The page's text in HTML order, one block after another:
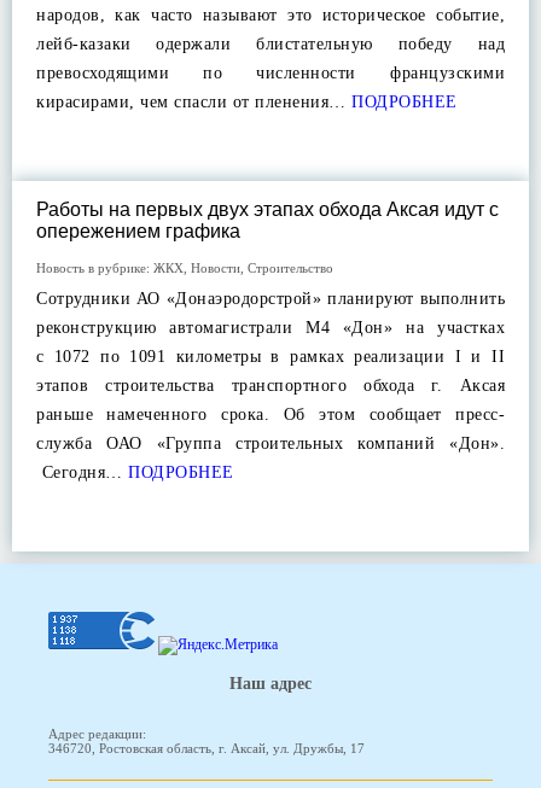
народов, как часто называют это историческое событие,
лейб-казаки одержали блистательную победу над
превосходящими по численности французскими
кирасирами, чем спасли от пленения… ПОДРОБНЕЕ
Работы на первых двух этапах обхода Аксая идут с
опережением графика
Новость в рубрике: ЖКХ Новости Строительство
Сотрудники АО «Донаэродорстрой» планируют выполнить
реконструкцию автомагистрали М4 «Дон» на участках
с 1072 по 1091 километры в рамках реализации I и II
этапов строительства транспортного обхода г. Аксая
раньше намеченного срока. Об этом сообщает пресс-
служба ОАО «Группа строительных компаний «Дон».
Сегодня… ПОДРОБНЕЕ
Наш адрес
Адрес редакции:
346720, Ростовская область, г. Аксай, ул. Дружбы, 17